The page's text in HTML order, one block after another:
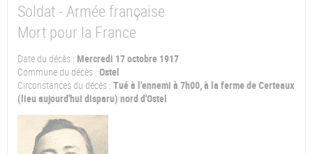
Soldat - Armée française
Mort pour la France
Date du décès : Mercredi 17 octobre 1917
Commune du décès : Ostel
Circonstances du décès : Tué à l'ennemi à 7h00, à la ferme de Certeaux
(lieu aujourd'hui disparu) nord d'Ostel